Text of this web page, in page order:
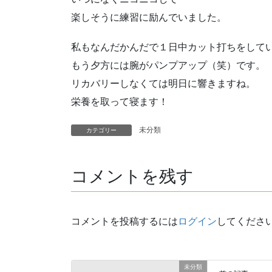
楽しそうに練習に励んでいました。
私もなんだかんだで１日中カット打ちをして
もう夕方には腕がパンプアップ（笑）です。
リカバリーしなくては明日に響きますね。
栄養を取って寝ます！
カテゴリー 未分類
コメントを残す
コメントを投稿するには ログイン してくださ
未分類